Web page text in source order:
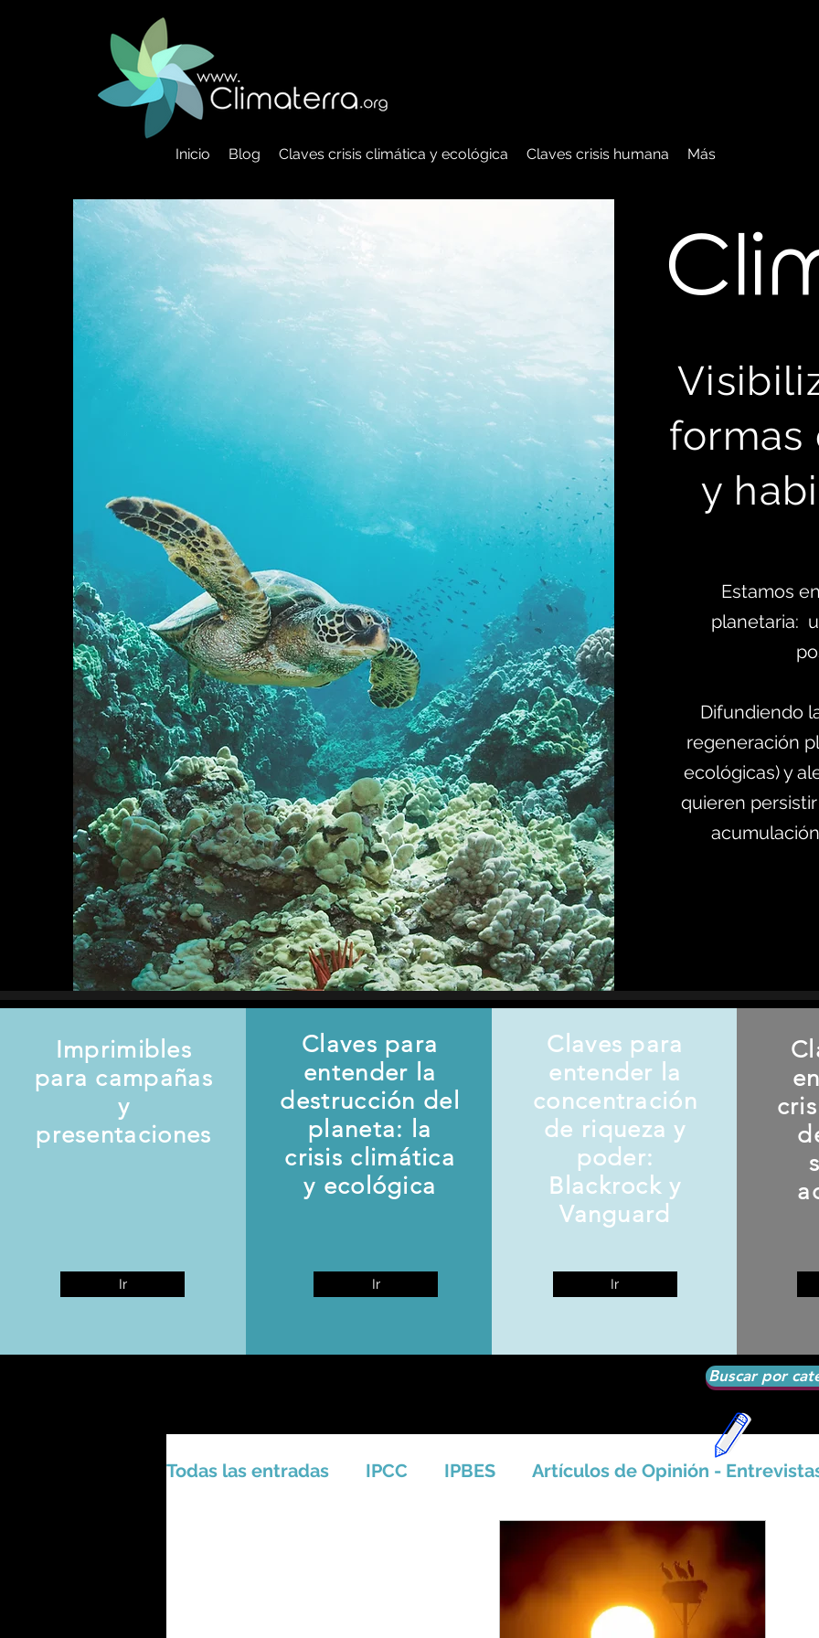
Inicio Blog Claves crisis climática y ecológica Claves crisis humana Más
C
formas
y
Estamos
planetaria:
Difundiendo
regeneración
ecológicas) y
quieren
Imprimibles
para campañas
y
presentaciones
Ir
Claves para
entender la
destrucción del
planeta: la
crisis climática
y ecológica
Ir
Claves para
entender la
concentración
de riqueza y
poder:
Blackrock y
Vanguard
Ir
Buscar por
Todas las entradas IPCC IPBES Artículos de Opinión -
Seguridad Alimentaria-Agua-Dieta
Amazonas - Selvas tropicales - Bosq Artico - Antártida - Glaciares